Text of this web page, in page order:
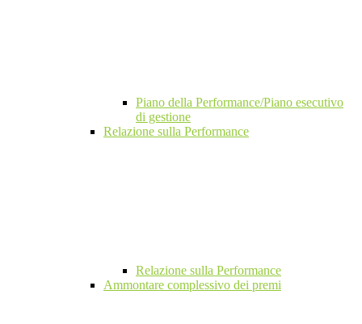
Piano della Performance/Piano esecutivo
di gestione
Relazione sulla Performance
Relazione sulla Performance
Ammontare complessivo dei premi